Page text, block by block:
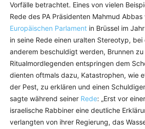
Vorfälle betrachtet. Eines von vielen
Rede des PA Präsidenten Mahmud Abbas
Europäischen Parlament in Brüssel im
in seine Rede einen uralten Stereotyp,
anderem beschuldigt werden, Brunnen
Ritualmordlegenden entspringen dem
dienten oftmals dazu, Katastrophen, wie
der Pest, zu erklären und einen
sagte während seiner Rede: „Erst vor
israelische Rabbiner eine deutliche
verlangten von ihrer Regierung, das